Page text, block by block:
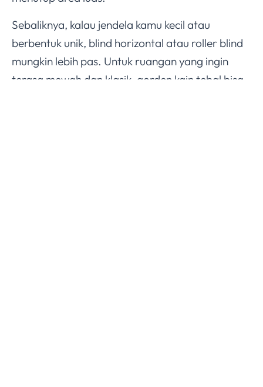
Sebaliknya, kalau jendela kamu kecil atau
berbentuk unik, blind horizontal atau roller blind
mungkin lebih pas. Untuk ruangan yang ingin
terasa mewah dan klasik, gorden kain tebal bisa